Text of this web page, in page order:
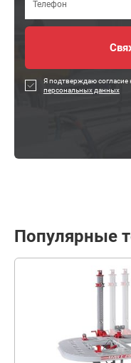
Я подтверждаю согласие
персональных данных
Популярные